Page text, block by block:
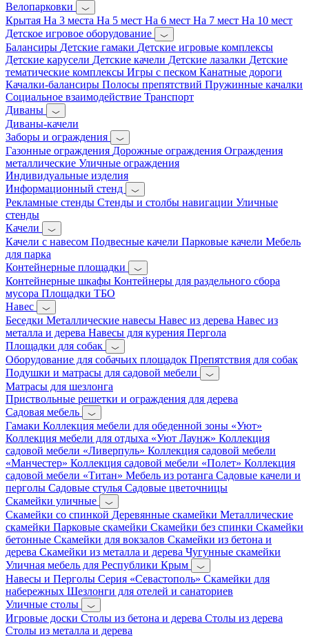
Велопарковки
Крытая На 3 места На 5 мест На 6 мест На 7 мест На 10 мест
Детское игровое оборудование
Балансиры Детские гамаки Детские игровые комплексы
Детские карусели Детские качели Детские лазалки Детские
тематические комплексы Игры с песком Канатные дороги
Качалки-балансиры Полосы препятствий Пружинные качалки
Социальное взаимодействие Транспорт
Диваны
Диваны-качели
Заборы и ограждения
Газонные ограждения Дорожные ограждения Ограждения
металлические Уличные ограждения
Индивидуальные изделия
Информационный стенд
Рекламные стенды Стенды и столбы навигации Уличные
стенды
Качели
Качели с навесом Подвесные качели Парковые качели Мебель
для парка
Контейнерные площадки
Контейнерные шкафы Контейнеры для раздельного сбора
мусора Площадки ТБО
Навес
Беседки Металлические навесы Навес из дерева Навес из
металла и дерева Навесы для курения Пергола
Площадки для собак
Оборудование для собачьих площадок Препятствия для собак
Подушки и матрасы для садовой мебели
Матрасы для шезлонга
Приствольные решетки и ограждения для дерева
Садовая мебель
Гамаки Коллекция мебели для обеденной зоны «Уют»
Коллекция мебели для отдыха «Уют Лаунж» Коллекция
садовой мебели «Ливерпуль» Коллекция садовой мебели
«Манчестер» Коллекция садовой мебели «Полет» Коллекция
садовой мебели «Титан» Мебель из ротанга Садовые качели и
перголы Садовые стулья Садовые цветочницы
Скамейки уличные
Скамейки со спинкой Деревянные скамейки Металлические
скамейки Парковые скамейки Скамейки без спинки Скамейки
бетонные Скамейки для вокзалов Скамейки из бетона и
дерева Скамейки из металла и дерева Чугунные скамейки
Уличная мебель для Республики Крым
Навесы и Перголы Серия «Севастополь» Скамейки для
набережных Шезлонги для отелей и санаториев
Уличные столы
Игровые доски Столы из бетона и дерева Столы из дерева
Столы из металла и дерева